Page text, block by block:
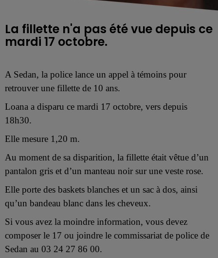
La fillette n'a pas été vue depuis ce
mardi 17 octobre.
A Sedan, la police lance un appel à témoins pour
retrouver une fillette de 10 ans.
Loana a disparu ce mardi 17 octobre, vers depuis
18h30.
Elle mesure 1,20 m.
Au moment de sa disparition, la fillette était vêtue d’un
pantalon gris et d’un manteau noir sur une veste rose.
Elle porte des baskets blanches et un sac à dos, ainsi
qu’un bandeau blanc dans les cheveux.
Si vous avez la moindre information, vous devez
composer le 17 ou joindre le commissariat de police de
Sedan au 03 24 27 86 00.